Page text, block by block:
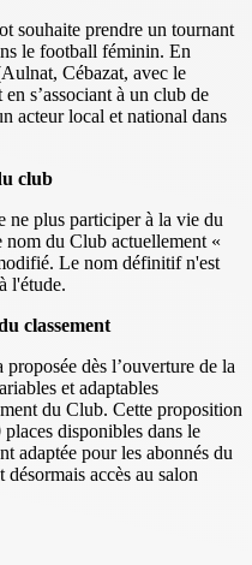
souhaite prendre un tournant
le football féminin. En
Cébazat, avec le
s’associant à un club de
acteur local et national dans
club
ne plus participer à la vie du
du Club actuellement «
Le nom définitif n'est
l'étude.
classement
dès l’ouverture de la
et adaptables
du Club. Cette proposition
disponibles dans le
adaptée pour les abonnés du
accès au salon